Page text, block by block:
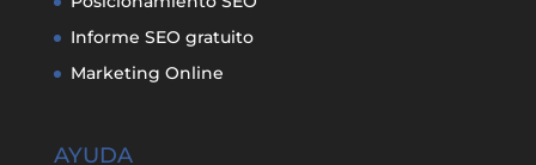
Informe SEO gratuito
Marketing Online
AYUDA